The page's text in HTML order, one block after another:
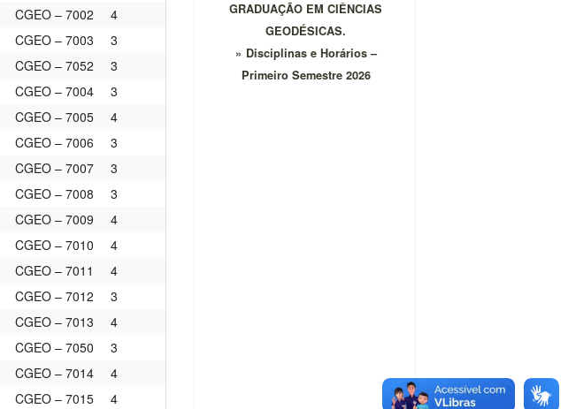
CGEO – 7002
4
CGEO – 7003
3
CGEO – 7052
3
CGEO – 7004
3
CGEO – 7005
4
CGEO – 7006
3
CGEO – 7007
3
CGEO – 7008
3
CGEO – 7009
4
CGEO – 7010
4
CGEO – 7011
4
CGEO – 7012
3
CGEO – 7013
4
CGEO – 7050
3
CGEO – 7014
4
CGEO – 7015
4
GRADUAÇÃO EM CIÊNCIAS
GEODÉSICAS.
Disciplinas e Horários –
Primeiro Semestre 2026